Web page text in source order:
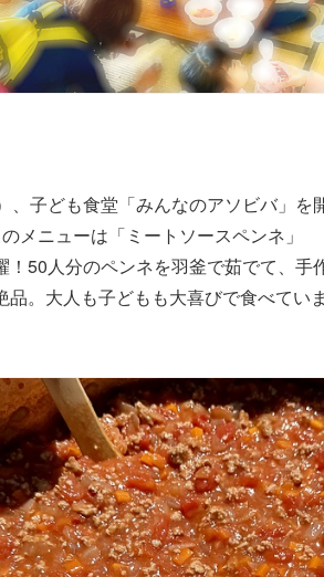
、子ども食堂「みんなのアソビバ」を
メニューは「ミートソースペンネ」
！50人分のペンネを羽釜で茹でて、手
。大人も子どもも大喜びで食べていま